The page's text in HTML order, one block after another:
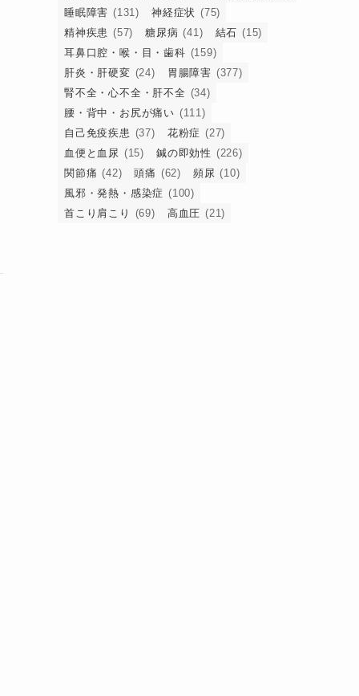
睡眠障害 (131) 神経症状 (75)
精神疾患 (57) 糖尿病 (41) 結石 (15)
耳鼻口腔・喉・目・歯科 (159)
肝炎・肝硬変 (24) 胃腸障害 (377)
腎不全・心不全・肝不全 (34)
腰・背中・お尻が痛い (111)
自己免疫疾患 (37) 花粉症 (27)
血便と血尿 (15) 鍼の即効性 (226)
関節痛 (42) 頭痛 (62) 頻尿 (10)
風邪・発熱・感染症 (100)
首こり肩こり
(69) 高血圧 (21)